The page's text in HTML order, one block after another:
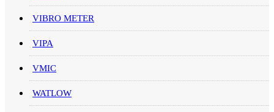
VIBRO METER
VIPA
VMIC
WATLOW